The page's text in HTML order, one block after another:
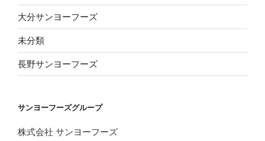
大分サンヨーフーズ
未分類
長野サンヨーフーズ
サンヨーフーズグループ
株式会社 サンヨーフーズ